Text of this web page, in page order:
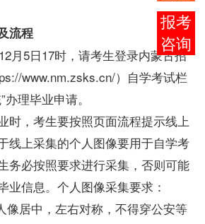
流程
月5日17时，请考生登录内蒙古招
www.nm.zsks.cn/）自学考试栏
理毕业申请。
时，考生要按照页面流程提示线上
线上采集的个人图像要用于自学考
务必按照要求进行采集，否则可能
业信息。个人图像采集要求：
像居中，左右对称，不得穿公安等
在线
客服